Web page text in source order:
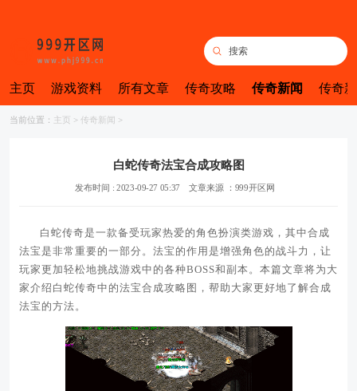
主页 游戏资料 所有文章 传奇攻略 传奇新闻 传奇
当前位置： 主页 > 传奇新闻 >
白蛇传奇法宝合成攻略图
发布时间 : 2023-09-27 05:37 文章来源 ：999开区网
白蛇传奇是一款备受玩家热爱的角色扮演类游戏，其中合成
法宝是非常重要的一部分。法宝的作用是增强角色的战斗力，让
玩家更加轻松地挑战游戏中的各种BOSS和副本。本篇文章将为大
家介绍白蛇传奇中的法宝合成攻略图，帮助大家更好地了解合成
法宝的方法。